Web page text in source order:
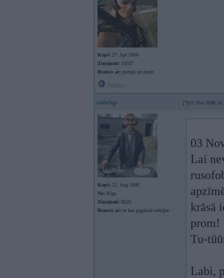
Kopš: 27. Apr 2006
Ziņojumi: 10587
Braucu ar: pumpi uz mežu
raivisp 03. Nov 2008,
Kopš: 22. Aug 2006
No: Rīga
Ziņojumi: 8620
Braucu ar: to kas pagalmā mētājas
03
Lai
krāsā
prom!
Tu-
Labi,